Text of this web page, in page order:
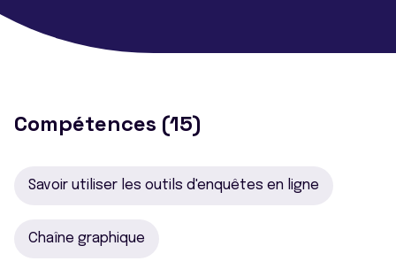
Compétences (15)
Savoir utiliser les outils d'enquêtes en ligne
Chaîne graphique